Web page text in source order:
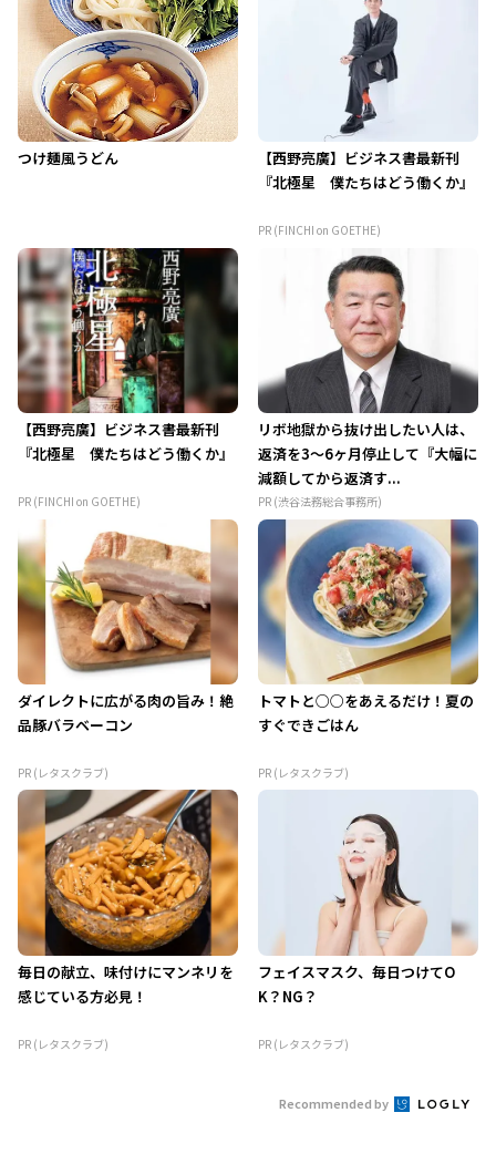
つけ麺風うどん
【西野亮廣】ビジネス書最新刊
『北極星 僕たちはどう働くか』
PR (FINCHI on GOETHE)
【西野亮廣】ビジネス書最新刊
『北極星 僕たちはどう働くか』
PR (FINCHI on GOETHE)
リボ地獄から抜け出したい人は、
返済を3～6ヶ月停止して『大幅に
減額してから返済す...
PR (渋谷法務総合事務所)
ダイレクトに広がる肉の旨み！絶
品豚バラベーコン
PR (レタスクラブ)
トマトと○○をあえるだけ！夏の
すぐできごはん
PR (レタスクラブ)
毎日の献立、味付けにマンネリを
感じている方必見！
PR (レタスクラブ)
フェイスマスク、毎日つけてO
K？NG？
PR (レタスクラブ)
Recommended by